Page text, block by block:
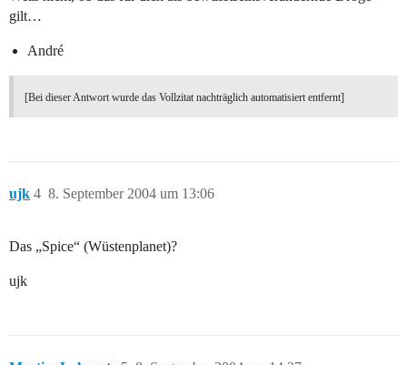
gilt…
André
[Bei dieser Antwort wurde das Vollzitat nachträglich automatisiert entfernt]
ujk 8. September 2004 um 13:06
4
Das „Spice“ (Wüstenplanet)?
ujk